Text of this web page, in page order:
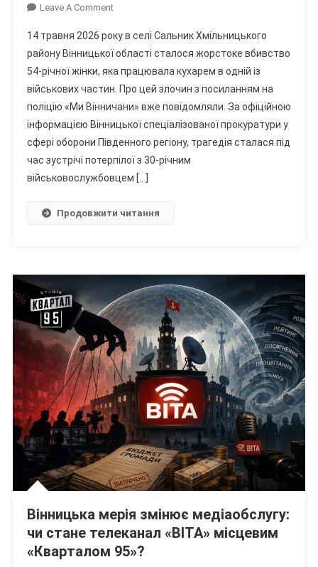
Leave A CommentOn
Вбивстві
Кухарки
Військової
Частини
На
Вінниччині
Сина
ТЦК?
14 травня 2026 року в селі Сальник Хмільницького
району Вінницької області сталося жорстоке вбивство
54-річної жінки, яка працювала кухарем в одній із
військових частин. Про цей злочин з посиланням на
поліцію «Ми Вінничани» вже повідомляли. За офіційною
інформацією Вінницької спеціалізованої прокуратури у
сфері оборони Південного регіону, трагедія сталася під
час зустрічі потерпілої з 30-річним
військовослужбовцем […]
Продовжити читання
Вінницька мерія змінює медіаобслугу:
чи стане телеканал «ВІТА» місцевим
«Кварталом 95»?